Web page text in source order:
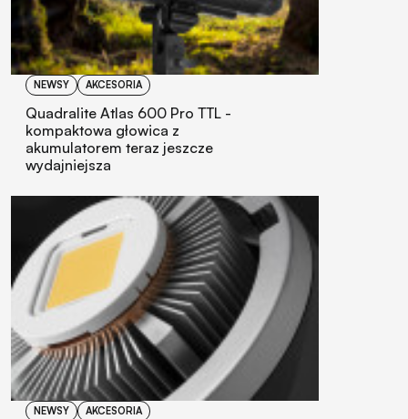
NEWSY AKCESORIA
Quadralite Atlas 600 Pro TTL -
kompaktowa głowica z
akumulatorem teraz jeszcze
wydajniejsza
NEWSY AKCESORIA